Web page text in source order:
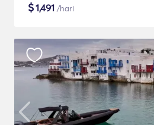
$1,491 /hari